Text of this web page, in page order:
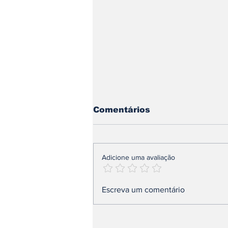
FALHAR COM SEUS
FALTAR COM A
Comentários
Adicione uma avaliação
Escreva um comentário